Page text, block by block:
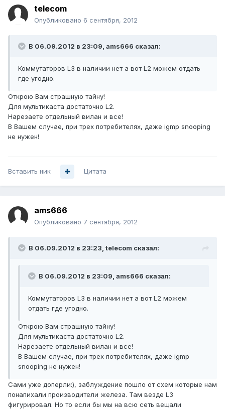
telecom
Опубликовано 6 сентября, 2012
В 06.09.2012 в 23:09, ams666 сказал:
Коммутаторов L3 в наличии нет а вот L2 можем отдать
где угодно.
Открою Вам страшную тайну!
Для мультикаста достаточно L2.
Нарезаете отдельный вилан и все!
В Вашем случае, при трех потребителях, даже igmp snooping
не нужен!
Вставить ник Цитата
ams666
Опубликовано 7 сентября, 2012
В 06.09.2012 в 23:23, telecom сказал:
В 06.09.2012 в 23:09, ams666 сказал:
Коммутаторов L3 в наличии нет а вот L2 можем
отдать где угодно.
Открою Вам страшную тайну!
Для мультикаста достаточно L2.
Нарезаете отдельный вилан и все!
В Вашем случае, при трех потребителях, даже igmp
snooping не нужен!
Сами уже доперли:), заблуждение пошло от схем которые нам
понапихали производители железа. Там везде L3
фигурировал. Но то если бы мы на всю сеть вещали